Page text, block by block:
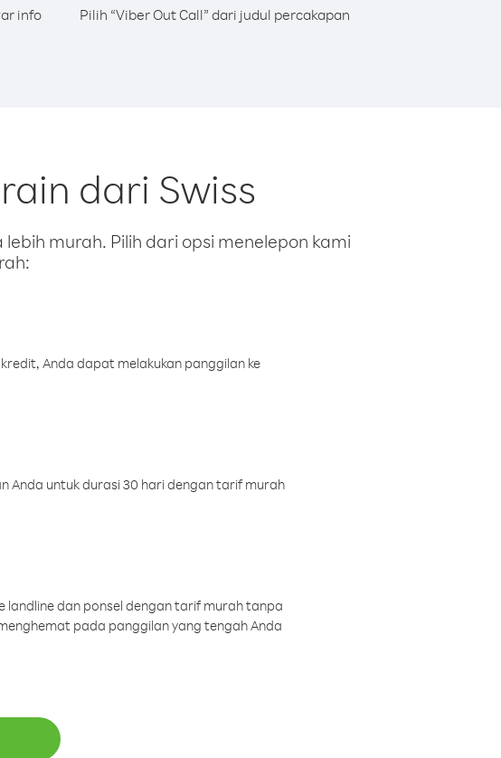
info
Pilih “Viber Out Call” dari judul percakapan
dari Swiss
murah. Pilih dari opsi menelepon kami
Anda dapat melakukan panggilan ke
Anda untuk durasi 30 hari dengan tarif murah
landline dan ponsel dengan tarif murah tanpa
pada panggilan yang tengah Anda